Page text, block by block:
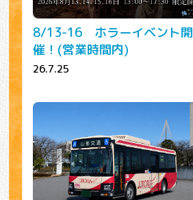
8/13-16 ホラーイベント開
催！(営業時間内)
26.7.25